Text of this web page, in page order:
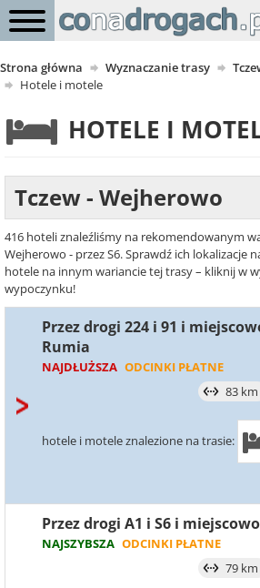
Strona główna Wyznaczanie trasy
Hotele i motele
HOTELE I
Tczew - Wejherowo
416 hoteli znaleźliśmy na rekomendowanym
Wejherowo - przez S6. Sprawdź ich lokalizacje
hotele na innym wariancie tej trasy – kliknij w
wypoczynku!
Przez drogi 224 i 91 i
Rumia
NAJDŁUŻSZA ODCINKI PŁATNE
83 km
hotele i motele znalezione na trasie:
Przez drogi A1 i S6 i
NAJSZYBSZA ODCINKI PŁATNE
79 km